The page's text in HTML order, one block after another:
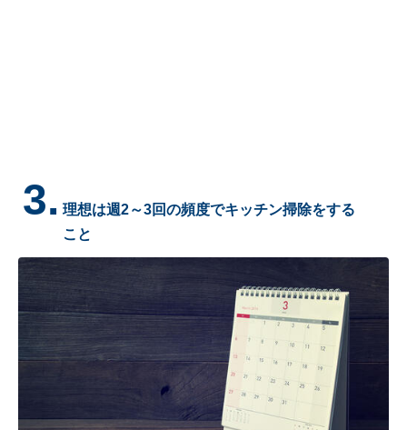
3. 理想は週2～3回の頻度でキッチン掃除をする
こと